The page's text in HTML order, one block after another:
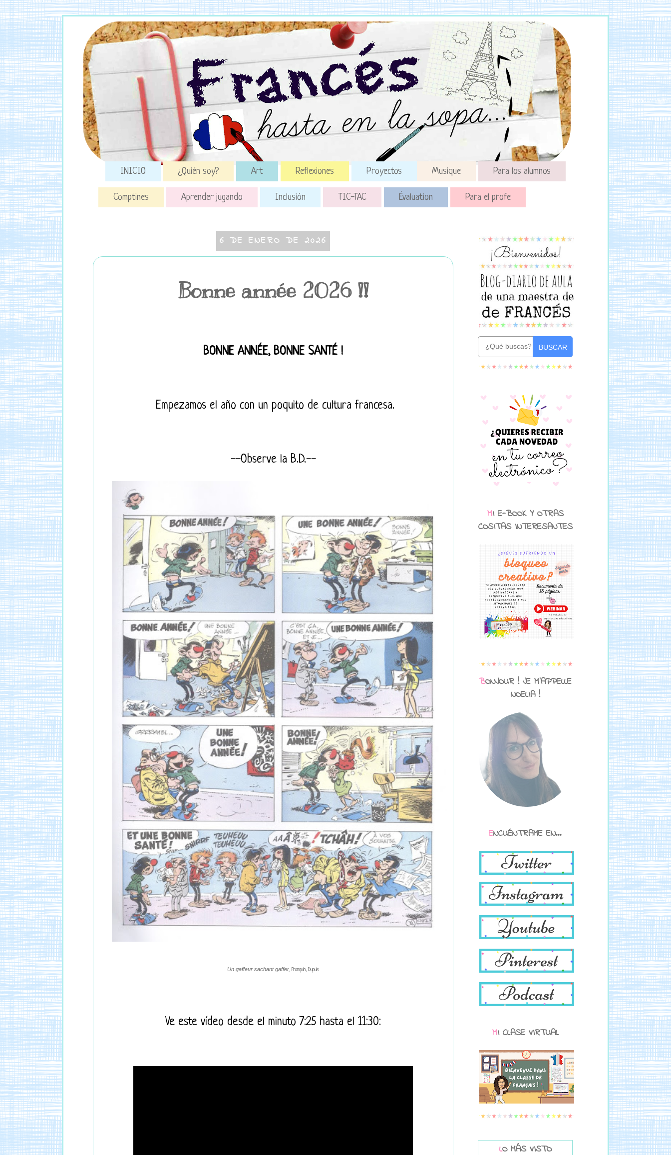
INICIO ¿Quién soy? Art Reflexiones Proyectos Musique Para los alumnos
Comptines Aprender jugando Inclusión TIC-TAC Évaluation Para el profe
6 DE ENERO DE 2026
Bonne année 2026 !!
BONNE ANNÉE, BONNE SANTÉ !
Empezamos el año con un poquito de cultura francesa.
--Observe la B.D.--
Un gaffeur sachant gaffer, Franquin, Dupuis
Ve este vídeo desde el minuto 7:25 hasta el 11:30:
BUSCAR
MI E-BOOK Y OTRAS
COSITAS INTERESANTES
BONJOUR ! JE M'APPELLE
NOELIA !
ENCUÉNTRAME EN...
MI CLASE VIRTUAL
LO MÁS VISTO